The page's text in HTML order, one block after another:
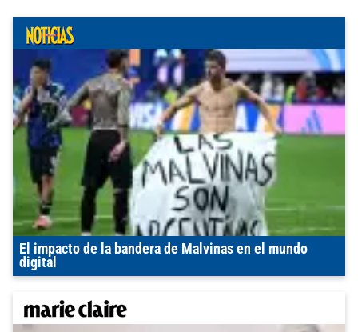
El impacto de la bandera de Malvinas en el mundo
digital